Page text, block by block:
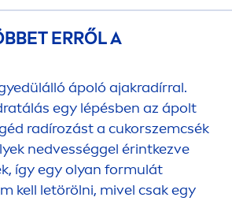
ERRŐL A
ápoló ajakradírral.
egy lépésben az ápolt
radírozást a cukorszemcsék
nedvességgel érintkezve
így egy olyan formulát
kell letörölni, mivel csak egy